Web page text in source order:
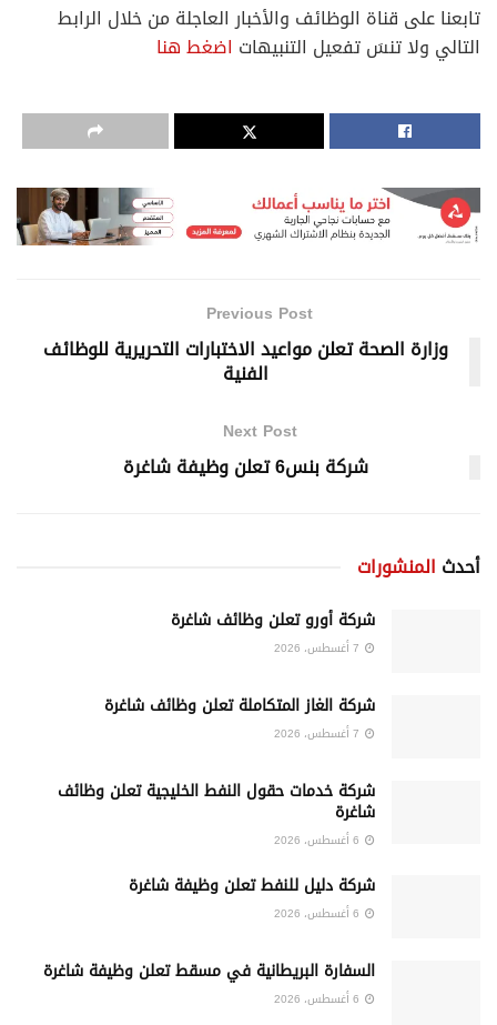
تابعنا على قناة الوظائف والأخبار العاجلة من خلال الرابط
التالي ولا تنسَ تفعيل التنبيهات اضغط هنا
Previous Post
وزارة الصحة تعلن مواعيد الاختبارات التحريرية للوظائف
الفنية
Next Post
شركة بنس6 تعلن وظيفة شاغرة
أحدث المنشورات
شركة أورو تعلن وظائف شاغرة
شركة الغاز المتكاملة تعلن وظائف شاغرة
شركة خدمات حقول النفط الخليجية تعلن وظائف
شاغرة
شركة دليل للنفط تعلن وظيفة شاغرة
السفارة البريطانية في مسقط تعلن وظيفة شاغرة